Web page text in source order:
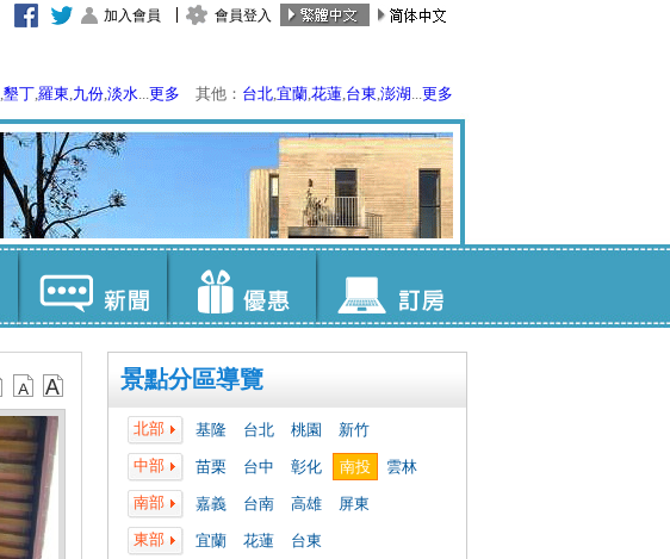
加入會員 會員登入
,墾丁,羅東,九份,淡水...更多 其他： 台北,宜蘭,花蓮,台東,澎湖...更多
景點分區導覽
北部 基隆 台北 桃園
新竹
中部
苗栗 台中 彰化 南投
雲林
南部
嘉義 台南 高雄
屏東
東部
宜蘭 花蓮
台東